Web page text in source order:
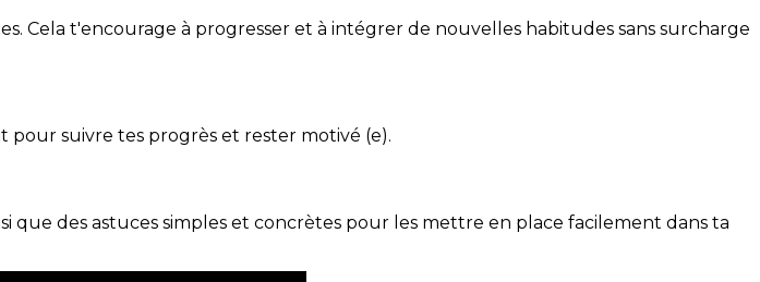
Cela t'encourage à progresser et à intégrer de nouvelles habitudes sans surcharge
pour suivre tes progrès et rester motivé (e).
des astuces simples et concrètes pour les mettre en place facilement dans ta